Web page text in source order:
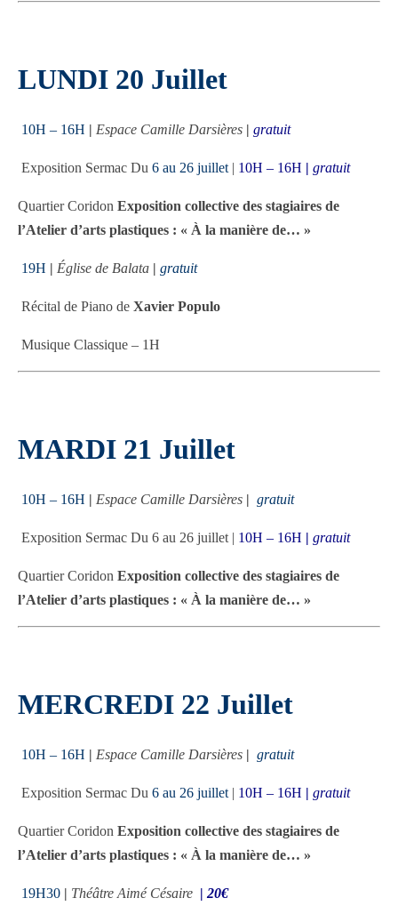
LUNDI 20 Juillet
10H – 16H | Espace Camille Darsières | gratuit
Exposition Sermac Du 6 au 26 juillet | 10H – 16H | gratuit
Quartier Coridon Exposition collective des stagiaires de
l’Atelier d’arts plastiques : « À la manière de… »
19H | Église de Balata | gratuit
Récital de Piano de Xavier Populo
Musique Classique – 1H
MARDI 21 Juillet
10H – 16H | Espace Camille Darsières | gratuit
Exposition Sermac Du 6 au 26 juillet | 10H – 16H | gratuit
Quartier Coridon Exposition collective des stagiaires de
l’Atelier d’arts plastiques : « À la manière de… »
MERCREDI 22 Juillet
10H – 16H | Espace Camille Darsières | gratuit
Exposition Sermac Du 6 au 26 juillet | 10H – 16H | gratuit
Quartier Coridon Exposition collective des stagiaires de
l’Atelier d’arts plastiques : « À la manière de… »
19H30 | Théâtre Aimé Césaire | 20€